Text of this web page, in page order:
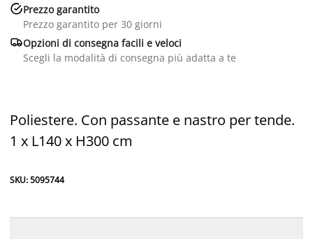
Prezzo garantito
Prezzo garantito per 30 giorni
Opzioni di consegna facili e veloci
Scegli la modalità di consegna più adatta a te
Poliestere. Con passante e nastro per tende.
1 x L140 x H300 cm
SKU: 5095744